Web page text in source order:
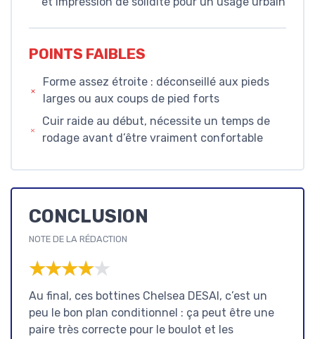
POINTS FAIBLES
Forme assez étroite : déconseillé aux pieds
larges ou aux coups de pied forts
Cuir raide au début, nécessite un temps de
rodage avant d’être vraiment confortable
CONCLUSION
NOTE DE LA RÉDACTION
★★★★★
★★★★★
Au final, ces bottines Chelsea DESAI, c’est un
peu le bon plan conditionnel : ça peut être une
paire très correcte pour le boulot et les